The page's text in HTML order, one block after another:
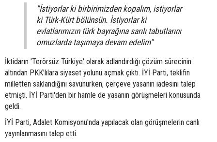
"İstiyorlar ki birbirimizden kopalım, istiyorlar
ki Türk-Kürt bölünsün. İstiyorlar ki
evlatlarımızın türk bayrağına sarılı tabutlarını
omuzlarda taşımaya devam edelim"
İktidarın 'Terörsüz Türkiye' olarak adlandırdığı çözüm sürecinin
altından PKK'lılara siyaset yolunu açmak çıktı. İYİ Parti, teklifin
milletten saklandığını savunurken, çerçeve yasanın iadesini talep
etmişti. İYİ Parti'den bir hamle de yasanın görüşmeleri konusunda
geldi.
İYİ Parti, Adalet Komisyonu'nda yapılacak olan görüşmelerin canlı
yayınlanmasını talep etti.